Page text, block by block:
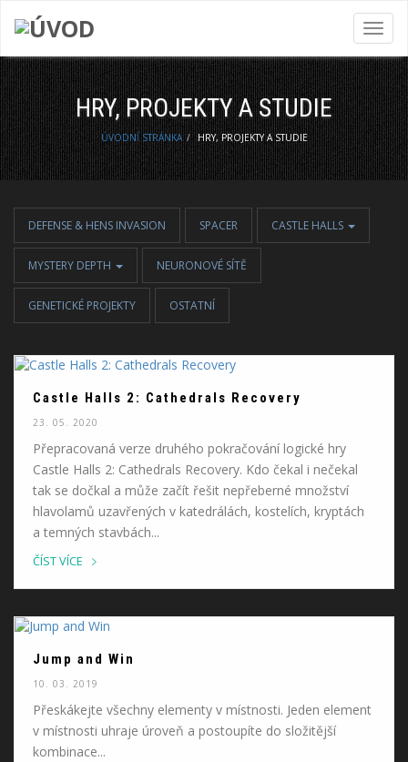
HRY, PROJEKTY A STUDIE
ÚVODNÍ STRÁNKA HRY, PROJEKTY A STUDIE
DEFENSE & HENS INVASION SPACER CASTLE HALLS
MYSTERY DEPTH NEURONOVÉ SÍTĚ
GENETICKÉ PROJEKTY OSTATNÍ
Castle Halls 2: Cathedrals Recovery
23. 05. 2020
Přepracovaná verze druhého pokračování logické hry
Castle Halls 2: Cathedrals Recovery. Kdo čekal i nečekal
tak se dočkal a může začít řešit nepřeberné množství
hlavolamů uzavřených v katedrálách, kostelích, kryptách
a temných stavbách...
ČÍST VÍCE
Jump and Win
10. 03. 2019
Přeskákejte všechny elementy v místnosti. Jeden element
v místnosti uhraje úroveň a postoupíte do složitější
kombinace...